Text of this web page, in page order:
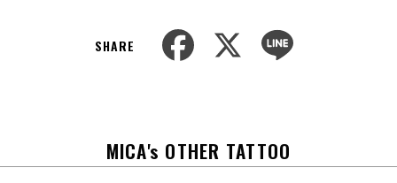
SHARE
MICA's OTHER TATTOO